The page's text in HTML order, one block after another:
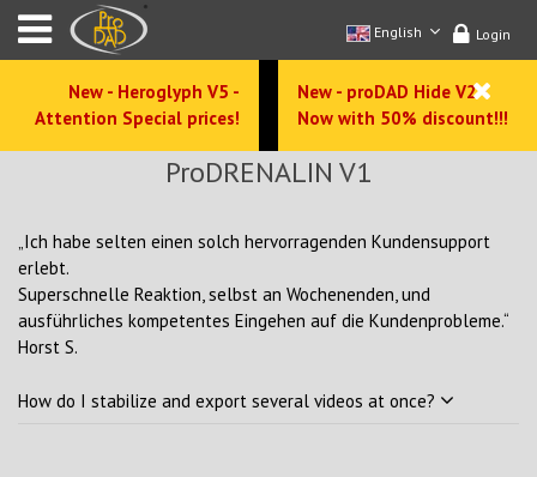
Login
English
New - Heroglyph V5 -
Attention Special prices!
New - proDAD Hide V2 -
Now with 50% discount!!!
ProDRENALIN V1
„Ich habe selten einen solch hervorragenden Kundensupport
erlebt.
Superschnelle Reaktion, selbst an Wochenenden, und
ausführliches kompetentes Eingehen auf die Kundenprobleme.“
Horst S.
How do I stabilize and export several videos at once?